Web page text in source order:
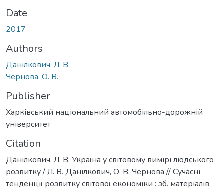
Date
2017
Authors
Данілкович, Л. В.
Чернова, О. В.
Publisher
Харківський національний автомобільно-дорожній
університет
Citation
Данілкович, Л. В. Україна у світовому вимірі людського
розвитку / Л. В. Данілкович, О. В. Чернова // Сучасні
тенденції розвитку світової економіки : зб. матеріалів